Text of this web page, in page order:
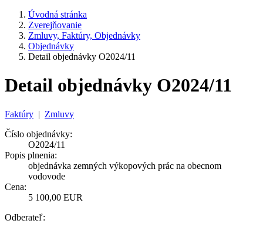
Úvodná stránka
Zverejňovanie
Zmluvy, Faktúry, Objednávky
Objednávky
Detail objednávky O2024/11
Detail objednávky O2024/11
Faktúry | Zmluvy
Číslo objednávky:
O2024/11
Popis plnenia:
objednávka zemných výkopových prác na obecnom
vodovode
Cena:
5 100,00 EUR
Odberateľ: